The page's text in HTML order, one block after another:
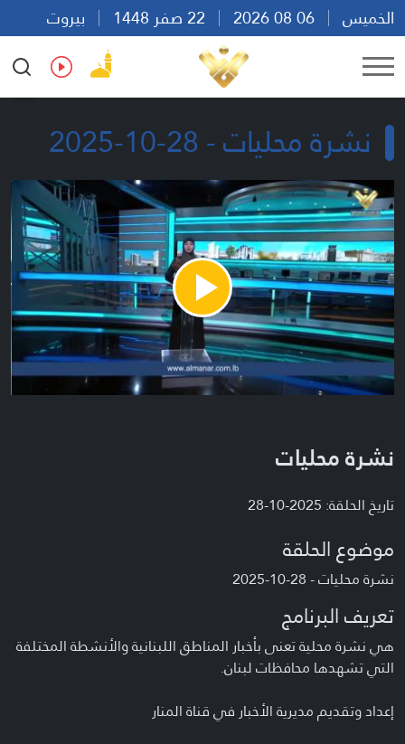
الخميس
بيروت
20:45
Ar En Fr Es
نشرة محليات - 28-10-2025
Play
Video
نشرة محليات
تاريخ الحلقة: 2025-10-28
موضوع الحلقة
نشرة محليات - 28-10-2025
تعريف البرنامج
هي نشرة محلية تعنى بأخبار المناطق اللبنانية والأنشطة المختلفة
التي تشهدها محافظات لبنان.
إعداد وتقديم مديرية الأخبار في قناة المنار